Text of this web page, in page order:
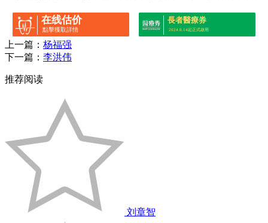
在线估价
點擊獲取詳情
長者醫療券
2024.8.14起正式啟用
上一篇： 杨福强
下一篇： 李洪伟
推荐阅读
刘章智